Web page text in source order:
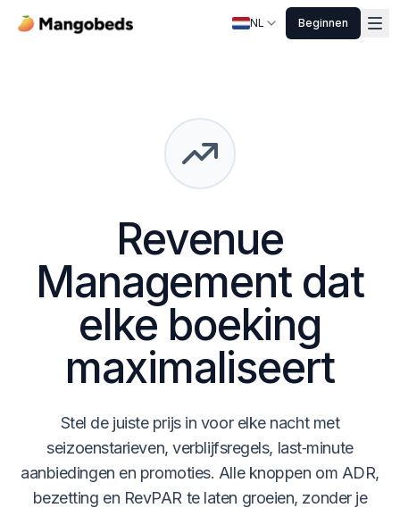
NL Beginnen
Revenue
Management dat
elke boeking
maximaliseert
Stel de juiste prijs in voor elke nacht met
seizoenstarieven, verblijfsregels, last‑minute
aanbiedingen en promoties. Alle knoppen om ADR,
bezetting en RevPAR te laten groeien, zonder je